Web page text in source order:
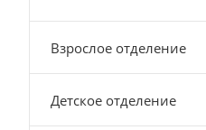
Взрослое отделение
Детское отделение